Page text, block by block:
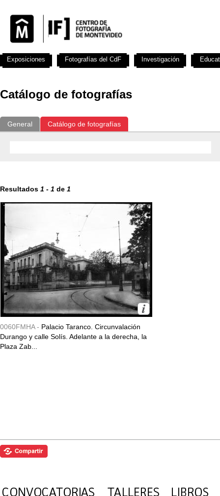
Catálogo de fotografías
General Catálogo de fotografías
Resultados 1 - 1 de 1
0060FMHA - Palacio Taranco. Circunvalación
Durango y calle Solís. Adelante a la derecha, la
Plaza Zab...
Exposiciones Fotografías del CdF Investigación